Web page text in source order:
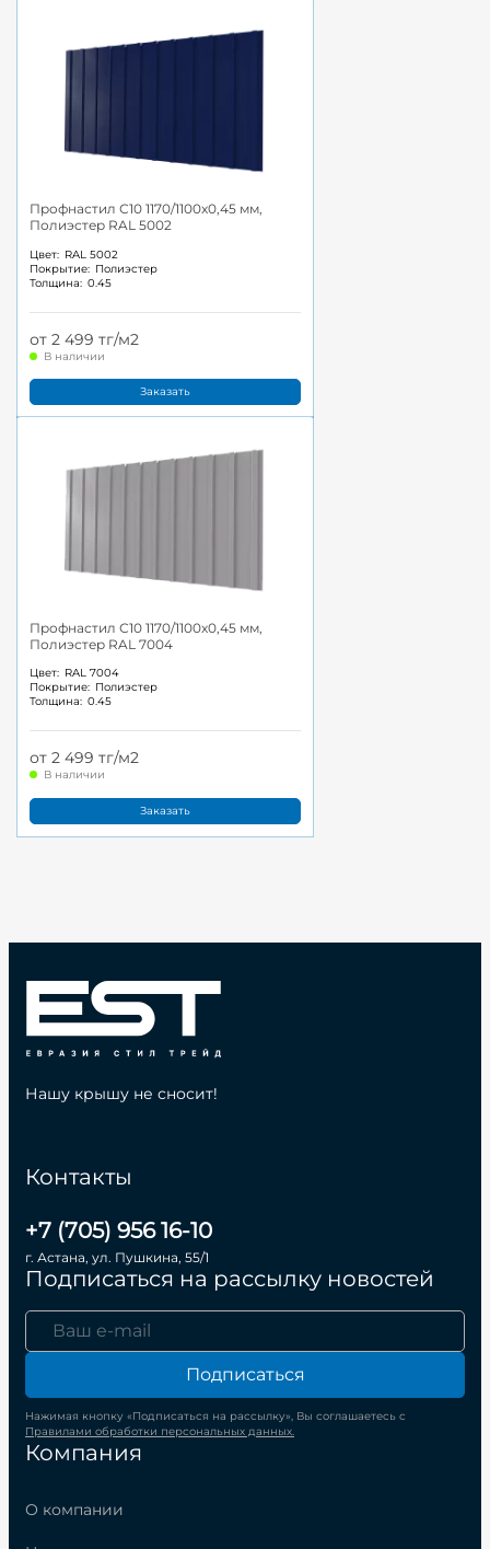
Профнастил С10 1170/1100x0,45 мм,
Полиэстер RAL 5002
Цвет: RAL 5002
Покрытие: Полиэстер
Толщина: 0.45
от 2 499 тг/м2
В наличии
Заказать
Профнастил С10 1170/1100x0,45 мм,
Полиэстер RAL 7004
Цвет: RAL 7004
Покрытие: Полиэстер
Толщина: 0.45
от 2 499 тг/м2
В наличии
Заказать
Компания
О компании
Контакты
+7 (705) 956 16-10
г. Астана, ул. Пушкина, 55/1
Подписаться на рассылку новостей
Подписаться
Нажимая кнопку «Подписаться на рассылку», Вы соглашаетесь с
Правилами обработки персональных данных.
Нашу крышу не сносит!